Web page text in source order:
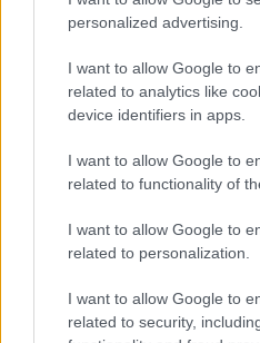
personalized advertising.
I want to allow Google to
related to analytics like
device identifiers in apps.
I want to allow Google to
related to functionality of
I want to allow Google to
related to personalization.
I want to allow Google to
related to security,
Výborný broskyňový
šupiek? Tento trik skráti